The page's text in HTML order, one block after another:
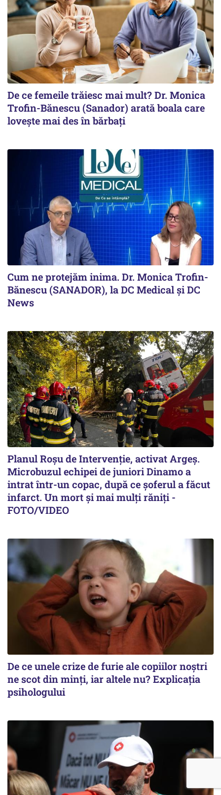
De ce femeile trăiesc mai mult? Dr. Monica
Trofin-Bănescu (Sanador) arată boala care
lovește mai des în bărbați
Cum ne protejăm inima. Dr. Monica Trofin-
Bănescu (SANADOR), la DC Medical și DC
News
Planul Roşu de Intervenţie, activat Argeş.
Microbuzul echipei de juniori Dinamo a
intrat într-un copac, după ce șoferul a făcut
infarct. Un mort și mai mulți răniți -
FOTO/VIDEO
De ce unele crize de furie ale copiilor noștri
ne scot din minți, iar altele nu? Explicația
psihologului